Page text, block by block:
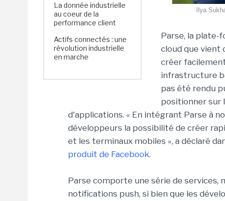
La donnée industrielle
au coeur de la
performance client
Actifs connectés : une
révolution industrielle
en marche
Ilya
Parse, la plate-
cloud que vient
créer
infrastructure
pas été rendu
positionner sur
d'applications. « En intégrant Parse à
développeurs la possibilité de créer
et les terminaux mobiles », a déclaré
produit de Facebook.
Parse comporte une série de
notifications push, si bien que les